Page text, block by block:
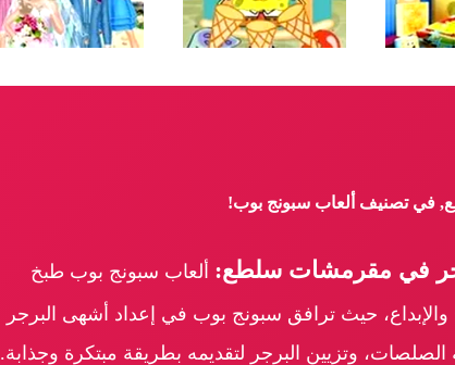
في تصنيف ألعاب سبونج بوب!
في مقرمشات سلطع: ألعاب سبونج بوب طبخ
حيث ترافق سبونج بوب في إعداد أشهى البرجر
وتزيين البرجر لتقديمه بطريقة مبتكرة وجذابة.